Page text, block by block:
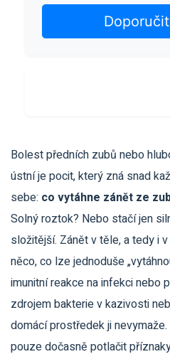
Bolest předních zubů nebo
ústní je pocit, který zná snad
sebe: co vytáhne zánět ze
Solný roztok? Nebo stačí jen
složitější. Zánět v těle, a tedy i
něco, co lze jednoduše
imunitní reakce na infekci nebo
zdrojem bakterie v kazivosti
domácí prostředek ji
pouze dočasně potlačit